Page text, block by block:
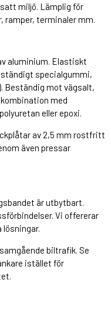
miljö. Lämplig för
ramper, terminaler mm.
aluminium. Elastiskt
specialgummi,
Beständig mot vägsalt,
med
eller epoxi.
av 2,5 mm rostfritt
även pressar
är utbytbart.
Vi offererar
lösningar.
biltrafik. Se
istället för